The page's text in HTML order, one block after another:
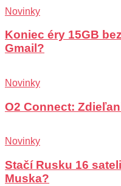
Novinky
Koniec éry 15GB
Gmail?
Novinky
O2 Connect:
Novinky
Stačí Rusku 16
Muska?